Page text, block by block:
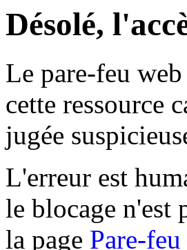
Désolé,
Le pare-feu
cette ressource
jugée
L'erreur est
le blocage n'est
la page Pare-